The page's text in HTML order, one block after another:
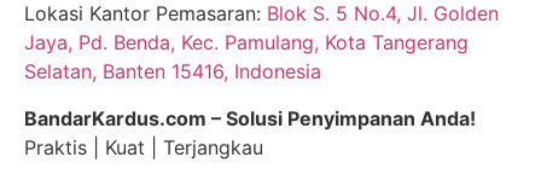
Lokasi Kantor Pemasaran: Blok S. 5 No.4, Jl. Golden
Jaya, Pd. Benda, Kec. Pamulang, Kota Tangerang
Selatan, Banten 15416, Indonesia
BandarKardus.com – Solusi Penyimpanan Anda!
Praktis | Kuat | Terjangkau